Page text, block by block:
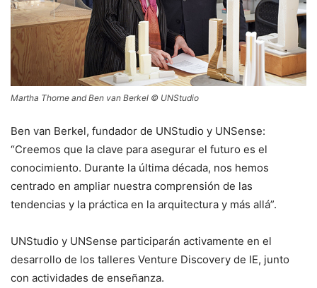
Martha Thorne and Ben van Berkel © UNStudio
Ben van Berkel, fundador de UNStudio y UNSense:
“Creemos que la clave para asegurar el futuro es el
conocimiento. Durante la última década, nos hemos
centrado en ampliar nuestra comprensión de las
tendencias y la práctica en la arquitectura y más allá”.
UNStudio y UNSense participarán activamente en el
desarrollo de los talleres Venture Discovery de IE, junto
con actividades de enseñanza.